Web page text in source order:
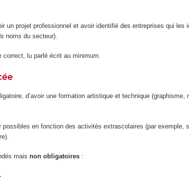
un projet professionnel et avoir identifié des entreprises qui les
noms du secteur).
correct, lu parlé écrit au minimum.
d’avoir une formation artistique et technique (graphisme,
possibles en fonction des activités extrascolaires (par exemple,
maisnon obligatoires :